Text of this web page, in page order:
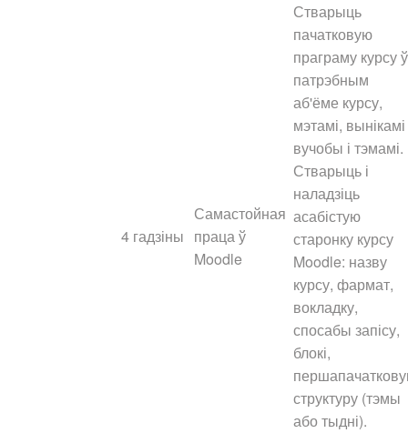
4 гадзіны
Самастойная
праца ў
Moodle
Стварыць
пачатковую
праграму курсу ў
патрэбным
аб'ёме курсу,
мэтамі, вынікамі
вучобы і тэмамі.
Стварыць і
наладзіць
асабістую
старонку курсу
Moodle: назву
курсу, фармат,
вокладку,
спосабы запісу,
блокі,
структуру (тэмы
або тыдні).